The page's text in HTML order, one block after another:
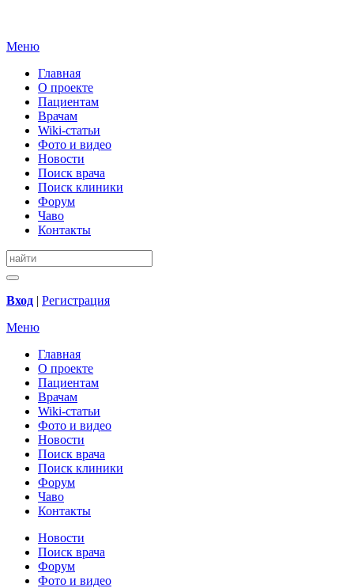
Меню
Главная
О проекте
Пациентам
Врачам
Wiki-статьи
Фото и видео
Новости
Поиск врача
Поиск клиники
Форум
Чаво
Контакты
Вход | Регистрация
Меню
Главная
О проекте
Пациентам
Врачам
Wiki-статьи
Фото и видео
Новости
Поиск врача
Поиск клиники
Форум
Чаво
Контакты
Новости
Поиск врача
Форум
Фото и видео